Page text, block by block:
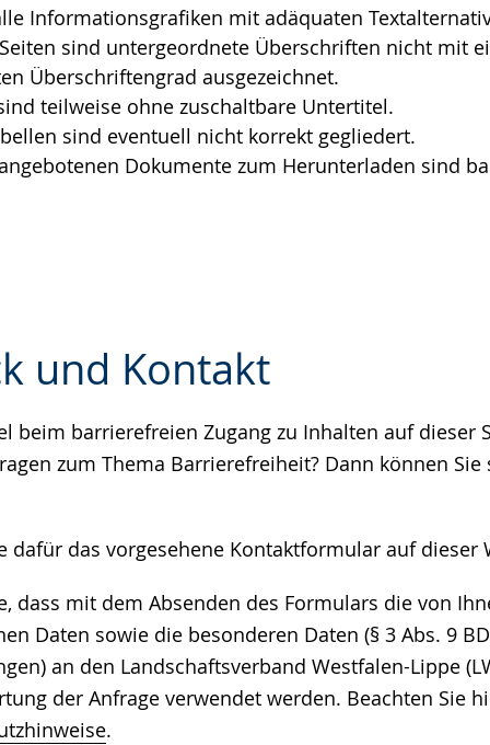
Informationsgrafiken mit adäquaten
sind untergeordnete Überschriften nicht mit
Überschriftengrad ausgezeichnet.
teilweise ohne zuschaltbare Untertitel.
sind eventuell nicht korrekt gegliedert.
Dokumente zum Herunterladen sind
und Kontakt
beim barrierefreien Zugang zu Inhalten auf dieser
zum Thema Barrierefreiheit? Dann können
dafür das vorgesehene Kontaktformular auf dieser
dass mit dem Absenden des Formulars die von
Daten sowie die besonderen Daten (§ 3 Abs. 9
an den Landschaftsverband Westfalen-Lippe
der Anfrage verwendet werden. Beachten Sie
.